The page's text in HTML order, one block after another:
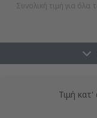
Συνολική τιμή για όλα
Τιμή